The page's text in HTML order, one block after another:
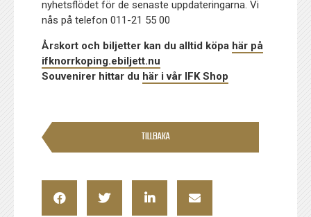
nyhetsflödet för de senaste uppdateringarna. Vi
nås på telefon 011-21 55 00
Årskort och biljetter kan du alltid köpa här på
ifknorrkoping.ebiljett.nu
Souvenirer hittar du här i vår IFK Shop
TILLBAKA